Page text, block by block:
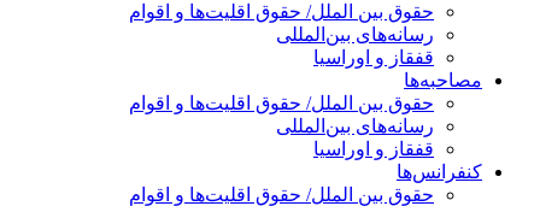
حقوق بین الملل/ حقوق اقلیت‌ها و اقوام
رسانه‌های بین‌المللی
قفقاز و اوراسیا
مصاحبه‌ها
حقوق بین الملل/ حقوق اقلیت‌ها و اقوام
رسانه‌های بین‌المللی
قفقاز و اوراسیا
کنفرانس‌ها
حقوق بین الملل/ حقوق اقلیت‌ها و اقوام